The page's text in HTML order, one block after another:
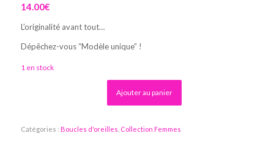
14.00€
L’originalité avant tout…
Dépêchez-vous “Modèle unique” !
1 en stock
Ajouter au panier
Catégories : Boucles d'oreilles Collection Femmes